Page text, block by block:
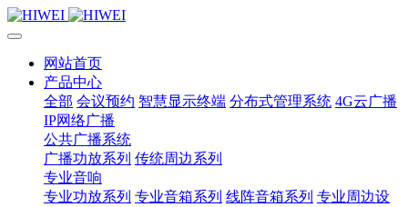
网站首页
产品中心
全部 会议预约 智慧显示终端 分布式管理系统 4G云广播
IP网络广播
公共广播系统
广播功放系列 传统周边系列
专业音响
专业功放系列 专业音箱系列 线阵音箱系列 专业周边设